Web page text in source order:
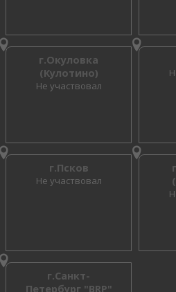
г.Окуловка
(Кулотино)
Не участвовал
г.Псков
Не участвовал
г.Санкт-
Петербург "BRP"